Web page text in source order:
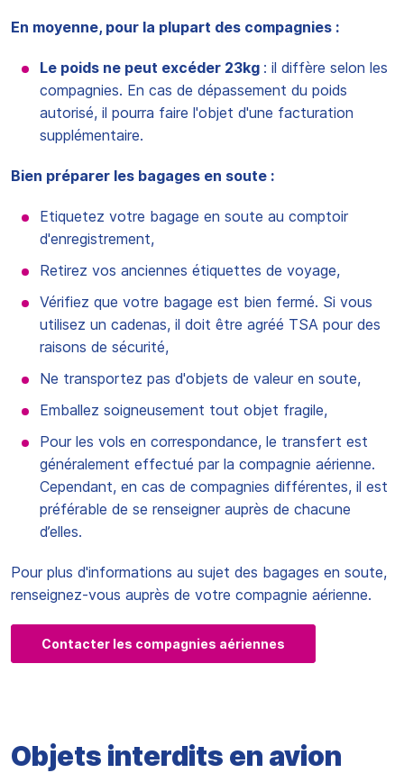
En moyenne, pour la plupart des compagnies :
Le poids ne peut excéder 23kg : il diffère selon les
compagnies. En cas de dépassement du poids
autorisé, il pourra faire l'objet d'une facturation
supplémentaire.
Bien préparer les bagages en soute :
Etiquetez votre bagage en soute au comptoir
d'enregistrement,
Retirez vos anciennes étiquettes de voyage,
Vérifiez que votre bagage est bien fermé. Si vous
utilisez un cadenas, il doit être agréé TSA pour des
raisons de sécurité,
Ne transportez pas d'objets de valeur en soute,
Emballez soigneusement tout objet fragile,
Pour les vols en correspondance, le transfert est
généralement effectué par la compagnie aérienne.
Cependant, en cas de compagnies différentes, il est
préférable de se renseigner auprès de chacune
d’elles.
Pour plus d'informations au sujet des bagages en soute,
renseignez-vous auprès de votre compagnie aérienne.
Contacter les compagnies aériennes
Objets interdits en avion